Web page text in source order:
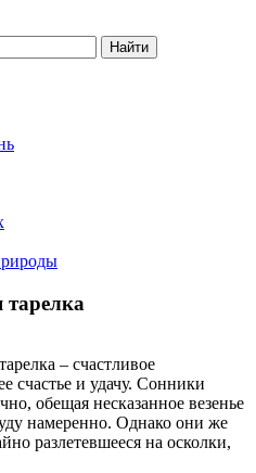
тарелка
– счастливое
счастье и удачу. Сонники
обещая несказанное везенье
намеренно. Однако они же
разлетевшееся на осколки,